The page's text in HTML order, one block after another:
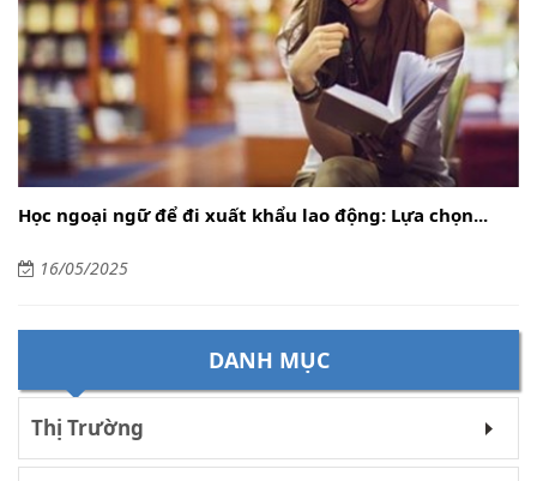
Học ngoại ngữ để đi xuất khẩu lao động: Lựa chọn...
16/05/2025
DANH MỤC
Thị Trường